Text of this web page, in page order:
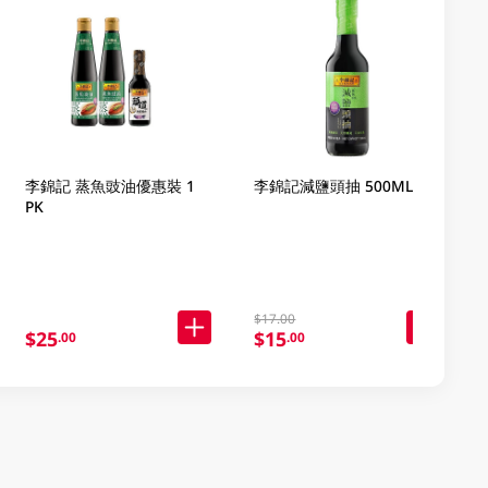
李錦記 蒸魚豉油優惠裝 1
PK
$25.00
李錦記減鹽頭抽 500ML
$17.00
$15.00